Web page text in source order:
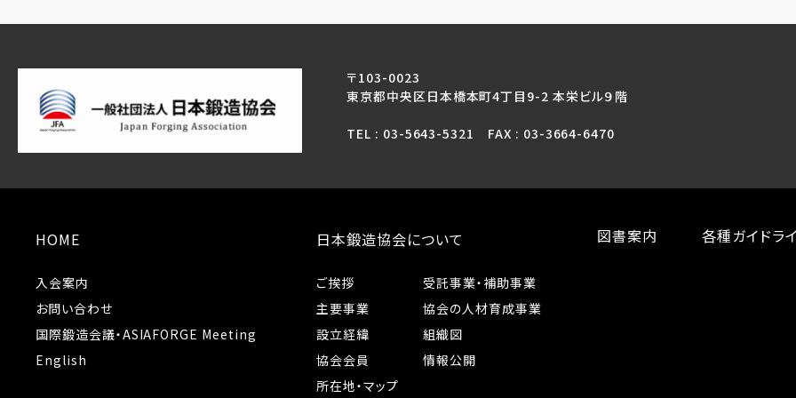
〒103-0023
東京都中央区日本橋本町4丁目9-2 本栄ビル９階
TEL : 03-5643-5321 FAX : 03-3664-6470
HOME
入会案内
お問い合わせ
国際鍛造会議・ASIAFORGE Meeting
English
日本鍛造協会について
ご挨拶
受託事業・補助事業
主要事業
協会の人材育成事業
設立経緯
組織図
協会会員
情報公開
所在地・マップ
図書案内 各種ガイドラ